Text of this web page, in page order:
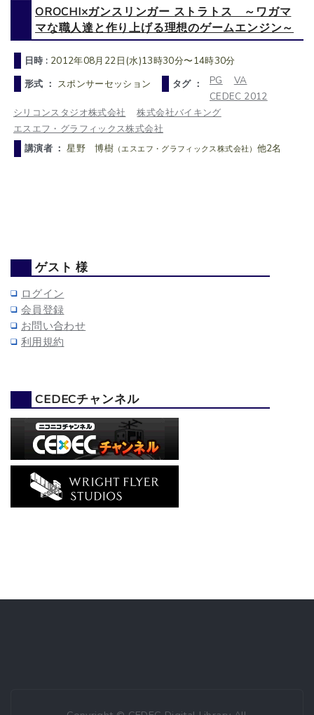
OROCHI×ガンスリンガー ストラトス ～ワガマ
マな職人達と作り上げる理想のゲームエンジン～
日時 : 2012年08月22日(水)13時30分〜14時30分
形式 ： スポンサーセッション タグ ： PG
VA
CEDEC 2012
シリコンスタジオ株式会社
株式会社バイキング
エスエフ・グラフィックス株式会社
講演者 ：星野 博樹 （エスエフ・グラフィックス株式会社） 他2名
ゲスト 様
ログイン
会員登録
お問い合わせ
利用規約
CEDECチャンネル